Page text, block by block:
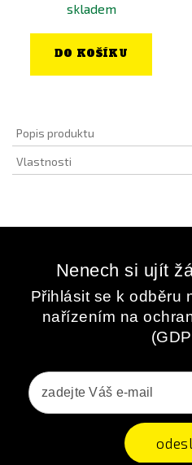
skladem
DO KOŠÍKU
Popis produktu
Vlastnosti
Nenech si ujít
Přihlásit se k odběru
nařízením na